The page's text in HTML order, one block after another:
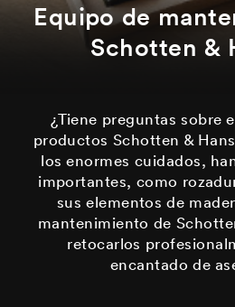
Equipo de
Schotten &
¿Tiene preguntas sobre
productos Schotten &
los enormes cuidados,
importantes, como
sus elementos de
mantenimiento de
retocarlos
encantado de